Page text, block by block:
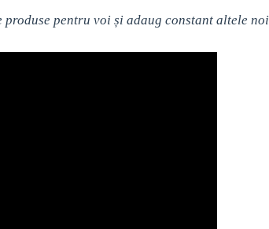
pentru voi și adaug constant altele noi,